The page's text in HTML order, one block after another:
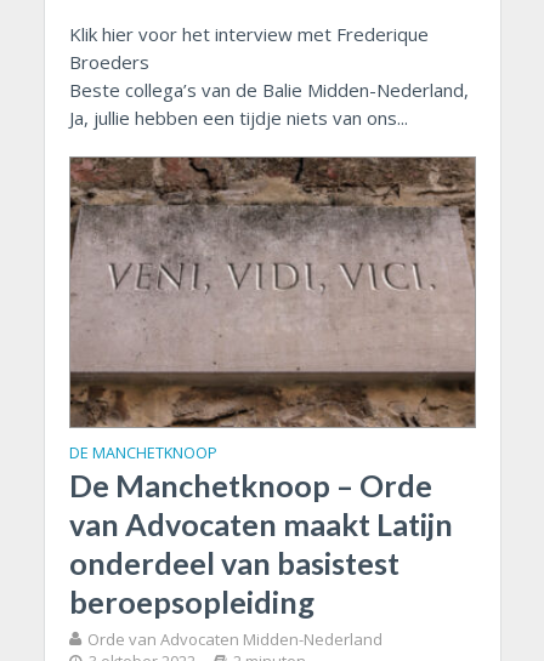
Klik hier voor het interview met Frederique
Broeders
Beste collega’s van de Balie Midden-Nederland,
Ja, jullie hebben een tijdje niets van ons...
DE MANCHETKNOOP
De Manchetknoop – Orde
van Advocaten maakt Latijn
onderdeel van basistest
beroepsopleiding
Orde van Advocaten Midden-Nederland